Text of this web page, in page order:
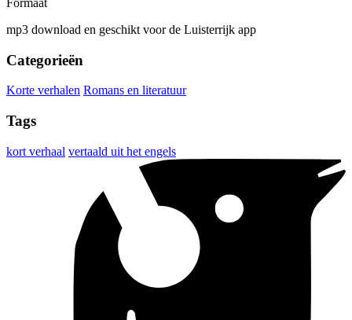
mp3 download en geschikt voor de Luisterrijk app
Categorieën
Korte verhalen Romans en literatuur
Tags
kort verhaal vertaald uit het engels